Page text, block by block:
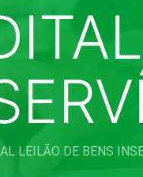
LEILÃO DE BENS